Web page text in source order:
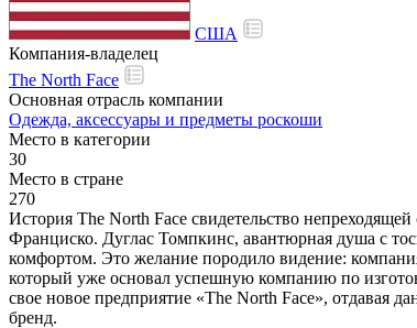
США
Компания-владелец
The North Face
Основная отрасль компании
Одежда, аксессуары и предметы роскоши
Место в категории
30
Место в стране
270
История The North Face свидетельство
Франциско. Дуглас Томпкинс, авантюрная душа с
комфортом. Это желание породило видение:
который уже основал успешную компанию по
свое новое предприятие «The North Face», отдавая
бренд.